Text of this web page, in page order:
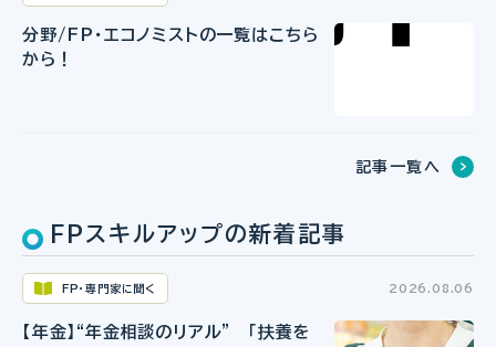
分野/FP・エコノミストの一覧はこちら
から！
記事一覧へ
FPスキルアップの新着記事
FP・専門家に聞く 2026.08.06
【年金】“年金相談のリアル” 「扶養を